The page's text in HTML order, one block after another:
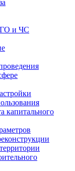
ГО и ЧС
капитального